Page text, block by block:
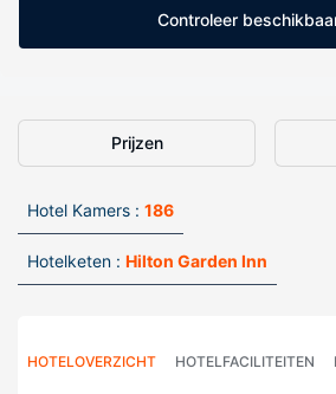
Controleer
Prijzen
Hotel Kamers : 186
Hotelketen : Hilton Garden Inn
HOTELOVERZICHT HOTELFACILITEITEN